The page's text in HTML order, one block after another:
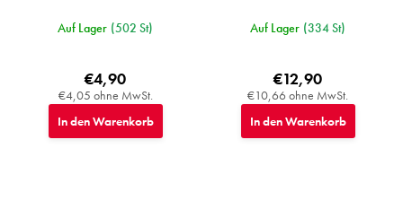
Auf Lager (502 St)
€4,05 ohne MwSt.
€4,90
In den Warenkorb
Auf Lager (334 St)
€10,66 ohne MwSt.
€12,90
In den Warenkorb